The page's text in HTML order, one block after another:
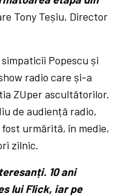
Tony Teșiu, Director
Popescu și
radio care și-a
ZUper ascultătorilor.
de audiență radio,
fost urmărită, în medie,
zilnic.
10 ani
lui Flick, iar pe